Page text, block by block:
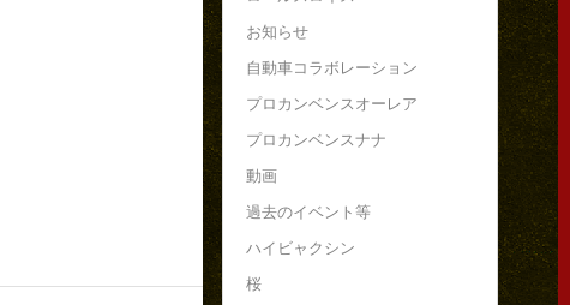
お知らせ
自動車コラボレーション
プロカンベンスオーレア
プロカンベンスナナ
動画
過去のイベント等
ハイビャクシン
桜